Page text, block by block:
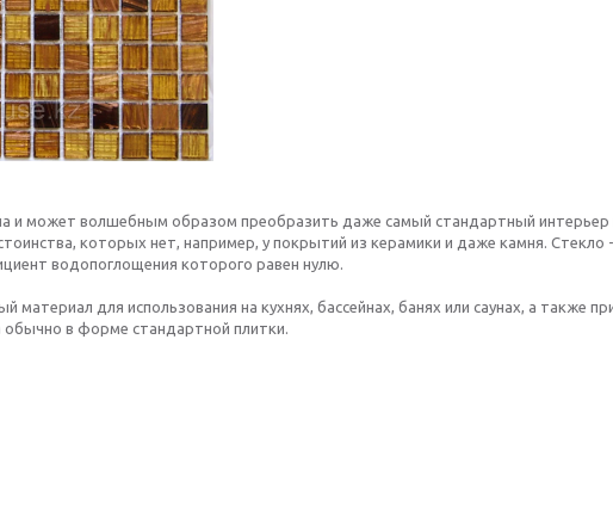
и может волшебным образом преобразить даже самый стандартный интерьер
которых нет, например, у покрытий из керамики и даже камня. Стекло
водопоглощения которого равен нулю.
материал для использования на кухнях, бассейнах, банях или саунах, а также
обычно в форме стандартной плитки.